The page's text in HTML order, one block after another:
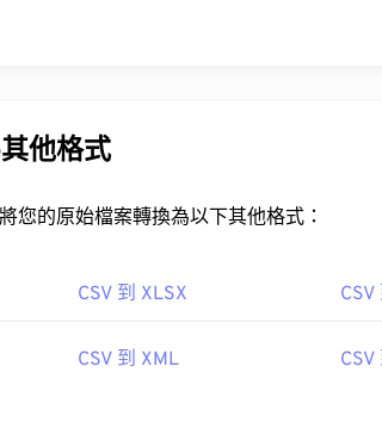
他格式
您的原始檔案轉換為以下其他格式：
CSV 到 XLSX CSV
CSV 到 XML CSV